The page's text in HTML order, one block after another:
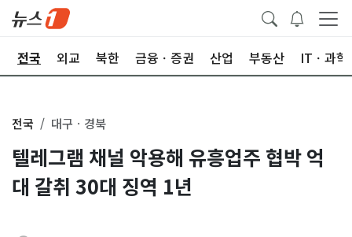
전국 외교 북한 금융ㆍ증권 산업 부동산 ITㆍ과학
전국 대구ㆍ경북
텔레그램 채널 악용해 유흥업주 협박 억
대 갈취 30대 징역 1년